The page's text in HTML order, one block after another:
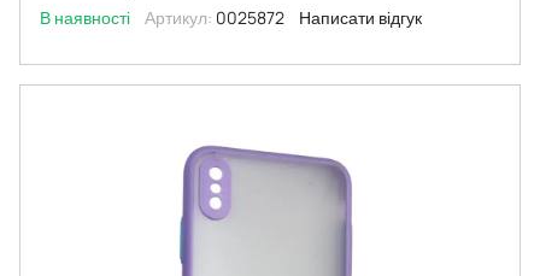
В наявності Артикул: 0025872 Написати відгук